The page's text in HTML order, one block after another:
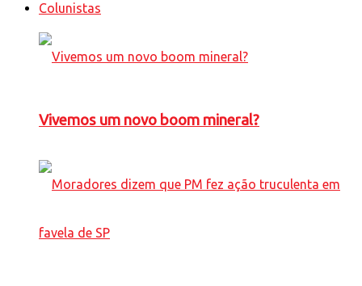
Colunistas
Vivemos um novo boom mineral?